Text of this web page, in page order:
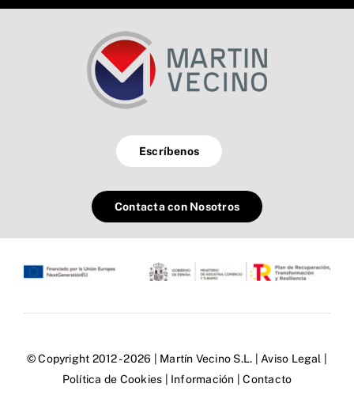
Escríbenos
Contacta con Nosotros
© Copyright 2012 - 2026 | Martín Vecino S.L. | Aviso Legal
Política de Cookies
Información |Contacto